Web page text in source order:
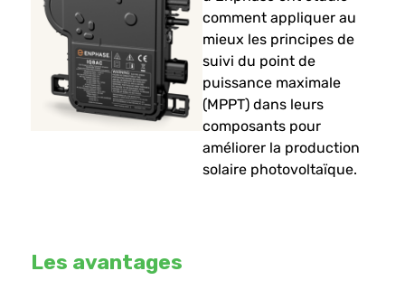
comment appliquer au
mieux les principes de
suivi du point de
puissance maximale
(MPPT) dans leurs
composants pour
améliorer la production
solaire photovoltaïque.
Les avantages